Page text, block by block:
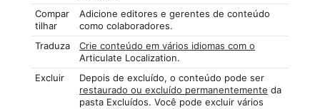
Compar
tilhar
Adicione editores e gerentes de conteúdo
como colaboradores.
Traduza
Crie conteúdo em vários idiomas com o
Articulate Localization.
Excluir
Depois de excluído, o conteúdo pode ser
restaurado ou excluído permanentemente da
pasta Excluídos. Você pode excluir vários